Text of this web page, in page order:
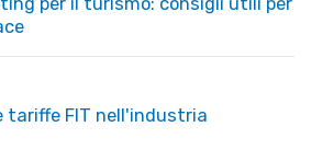
tariffe FIT nell'industria